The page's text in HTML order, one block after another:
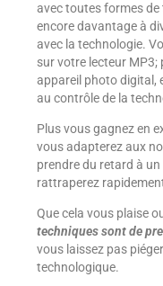
avec toutes formes
encore davantage à
avec la technologie.
sur votre lecteur MP3;
appareil photo digital,
au contrôle de la
Plus vous gagnez en
vous adapterez aux
prendre du retard à
rattraperez
Que cela vous plaise
techniques sont de
vous laissez pas
technologique.